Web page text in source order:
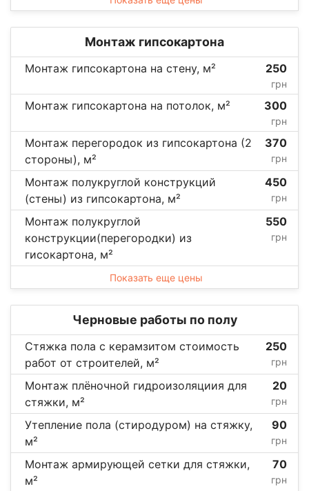
Монтаж гипсокартона
Монтаж гипсокартона на стену, м² 250
грн
Монтаж гипсокартона на потолок, м² 300
грн
Монтаж перегородок из гипсокартона (2
стороны), м²
370
грн
Монтаж полукруглой конструкций
(стены) из гипсокартона, м²
450
грн
Монтаж полукруглой
конструкции(перегородки) из
гисокартона, м²
550
грн
Показать еще цены
Черновые работы по полу
Стяжка пола с керамзитом стоимость
работ от строителей, м²
250
грн
Монтаж плёночной гидроизоляциия для
стяжки, м²
20
грн
Утепление пола (стиродуром) на стяжку,
м²
90
грн
Монтаж армирующей сетки для стяжки,
м²
70
грн